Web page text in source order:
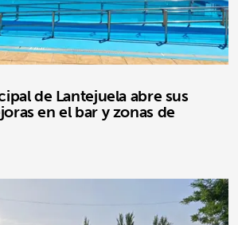
de Lantejuela abre sus
en el bar y zonas de